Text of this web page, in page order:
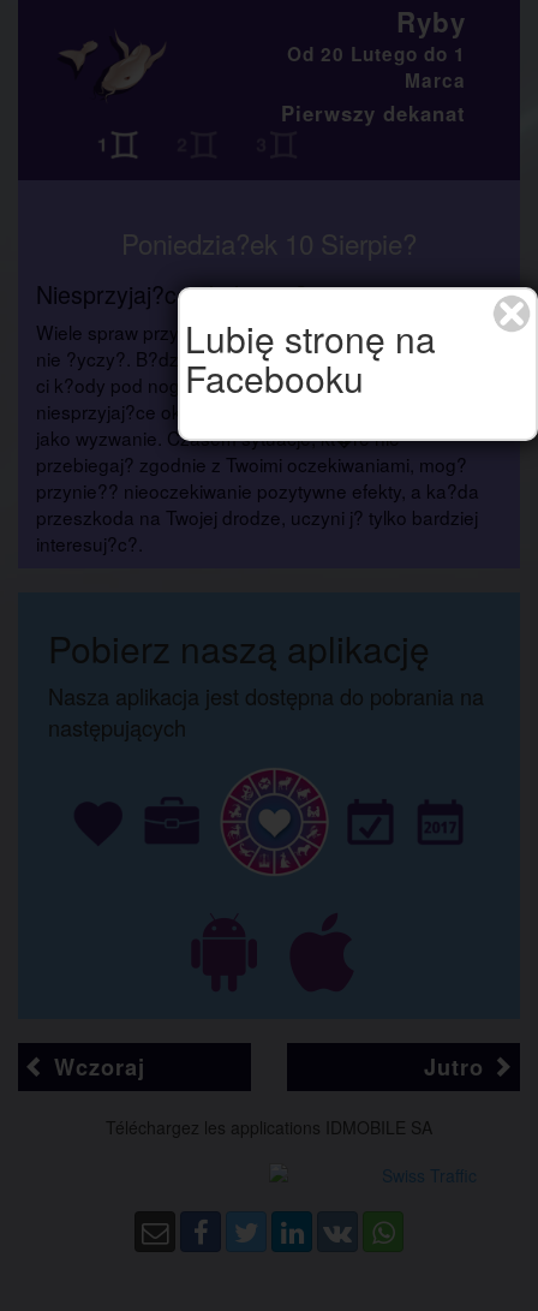
Ryby
Od 20 Lutego do 1
Marca
Pierwszy dekanat
Poniedzia?ek 10 Sierpie?
Niesprzyjaj?ce okoliczno?ci
Wiele spraw przybra?o teraz obr�t, jakiego by? sobie
nie ?yczy?. B?dziesz si? czu? tak, jakby inni podstawiali
ci k?ody pod nogi. Spr�buj przyj?? te widocznie
niesprzyjaj?ce okoliczno?ci ze spokojem i potraktowa?
jako wyzwanie. Czasem sytuacje, kt�re nie
przebiegaj? zgodnie z Twoimi oczekiwaniami, mog?
przynie?? nieoczekiwanie pozytywne efekty, a ka?da
przeszkoda na Twojej drodze, uczyni j? tylko bardziej
interesuj?c?.
Pobierz naszą aplikację
Nasza aplikacja jest dostępna do pobrania na
następujących
Wczoraj Jutro
Téléchargez les applications IDMOBILE SA
Lubię stronę na
Facebooku